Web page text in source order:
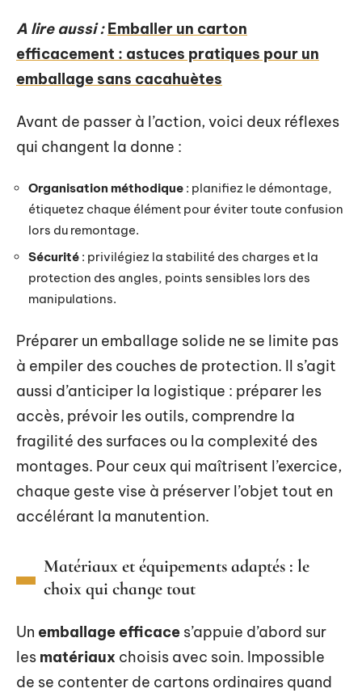
A lire aussi : Emballer un carton
efficacement : astuces pratiques pour un
emballage sans cacahuètes
Avant de passer à l’action, voici deux réflexes
qui changent la donne :
Organisation méthodique : planifiez le démontage,
étiquetez chaque élément pour éviter toute confusion
lors du remontage.
Sécurité : privilégiez la stabilité des charges et la
protection des angles, points sensibles lors des
manipulations.
Préparer un emballage solide ne se limite pas
à empiler des couches de protection. Il s’agit
aussi d’anticiper la logistique : préparer les
accès, prévoir les outils, comprendre la
fragilité des surfaces ou la complexité des
montages. Pour ceux qui maîtrisent l’exercice,
chaque geste vise à préserver l’objet tout en
accélérant la manutention.
Matériaux et équipements adaptés : le
choix qui change tout
Un emballage efficace s’appuie d’abord sur
les matériaux choisis avec soin. Impossible
de se contenter de cartons ordinaires quand